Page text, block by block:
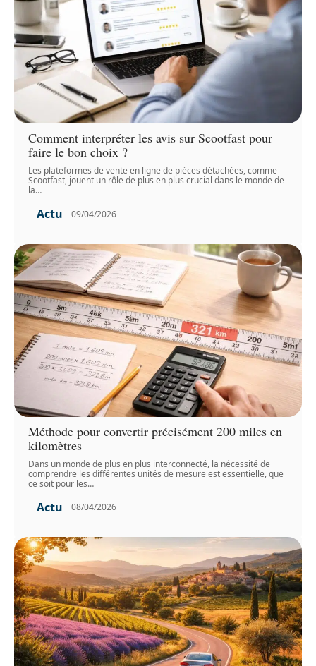
Comment interpréter les avis sur Scootfast pour
faire le bon choix ?
Les plateformes de vente en ligne de pièces détachées, comme
Scootfast, jouent un rôle de plus en plus crucial dans le monde de
la…
Actu 09/04/2026
Méthode pour convertir précisément 200 miles en
kilomètres
Dans un monde de plus en plus interconnecté, la nécessité de
comprendre les différentes unités de mesure est essentielle, que
ce soit pour les…
Actu 08/04/2026